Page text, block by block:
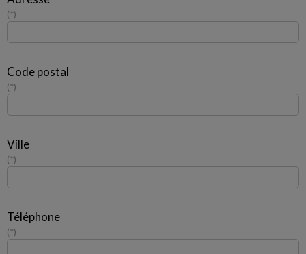
*
Code postal
*
Ville
*
Téléphone
*